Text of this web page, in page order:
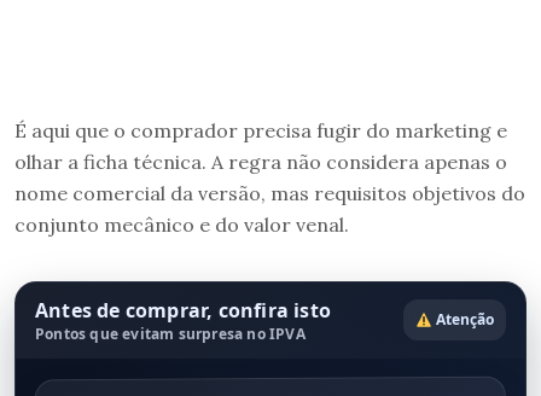
É aqui que o comprador precisa fugir do marketing e
olhar a ficha técnica. A regra não considera apenas o
nome comercial da versão, mas requisitos objetivos do
conjunto mecânico e do valor venal.
Antes de comprar, confira isto
Pontos que evitam surpresa no IPVA
Atenção